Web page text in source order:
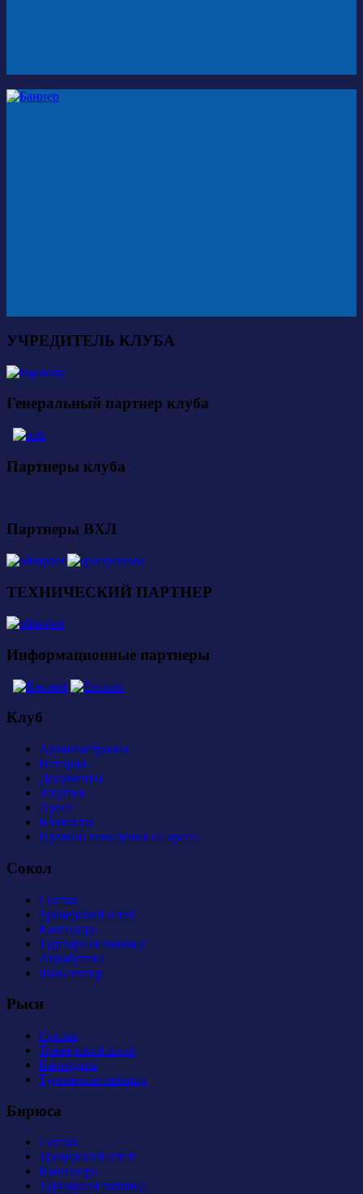
УЧРЕДИТЕЛЬ КЛУБА
Генеральный партнер клуба
Партнеры клуба
Партнеры ВХЛ
ТЕХНИЧЕСКИЙ ПАРТНЕР
Информационные партнеры
Клуб
Администрация
История
Документы
Закупки
Арена
Контакты
Правила поведения на арене
Сокол
Состав
Тренерский штаб
Календарь
Турнирная таблица
Атрибутика
Фан-сектор
Рыси
Состав
Тренерский штаб
Календарь
Турнирная таблица
Бирюса
Состав
Тренерский штаб
Календарь
Турнирная таблица